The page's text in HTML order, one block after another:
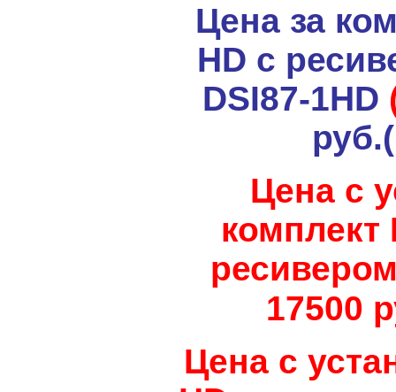
Цена за
HD с
DSI87-1HD
Цена с
17500
Цена с